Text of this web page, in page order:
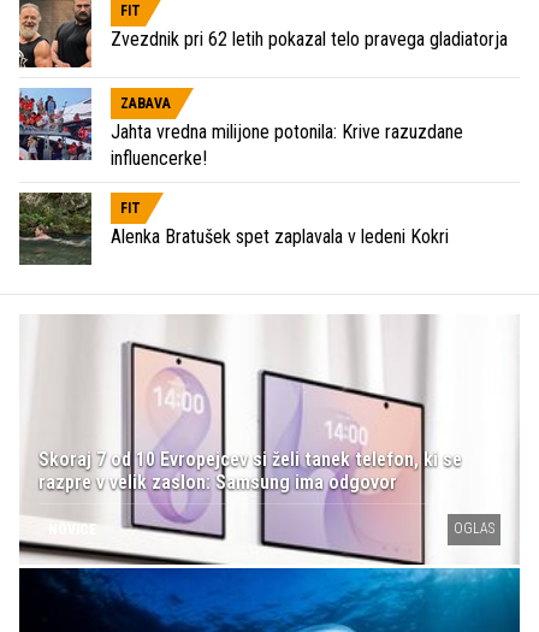
FIT
Zvezdnik pri 62 letih pokazal telo pravega gladiatorja
ZABAVA
Jahta vredna milijone potonila: Krive razuzdane
influencerke!
FIT
Alenka Bratušek spet zaplavala v ledeni Kokri
Skoraj 7 od 10 Evropejcev si želi tanek telefon, ki se
razpre v velik zaslon: Samsung ima odgovor
NOVICE OGLAS